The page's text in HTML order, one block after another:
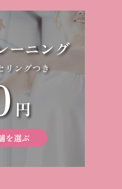
ーニング
リングつき
円
を選ぶ